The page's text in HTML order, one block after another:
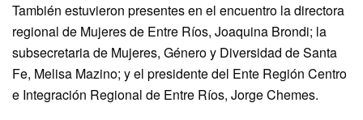
También estuvieron presentes en el encuentro la directora
regional de Mujeres de Entre Ríos, Joaquina Brondi; la
subsecretaria de Mujeres, Género y Diversidad de Santa
Fe, Melisa Mazino; y el presidente del Ente Región Centro
e Integración Regional de Entre Ríos, Jorge Chemes.